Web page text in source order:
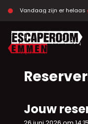
Vandaag zijn er helaas
Jouw